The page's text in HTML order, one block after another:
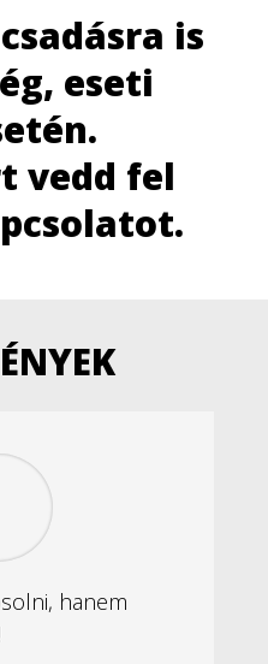
is
eseti
vedd fel
.
hanem